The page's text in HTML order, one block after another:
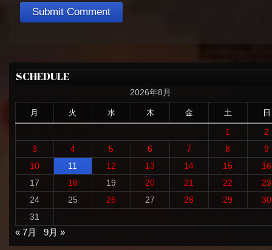
SCHEDULE
2026年8月
月 火 水 木 金 土 日
1
2
3
4 5 6 7 8
9
10
11 12 13 14 15
16
17
18 19 20 21 22
23
24
25 26 27 28 29
30
31
« 7月
9月 »